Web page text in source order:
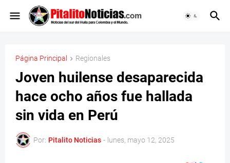
Página Principal Regionales
Joven huilense desaparecida
hace ocho años fue hallada
sin vida en Perú
Por: Pitalito Noticias - lunes, mayo 12, 2025